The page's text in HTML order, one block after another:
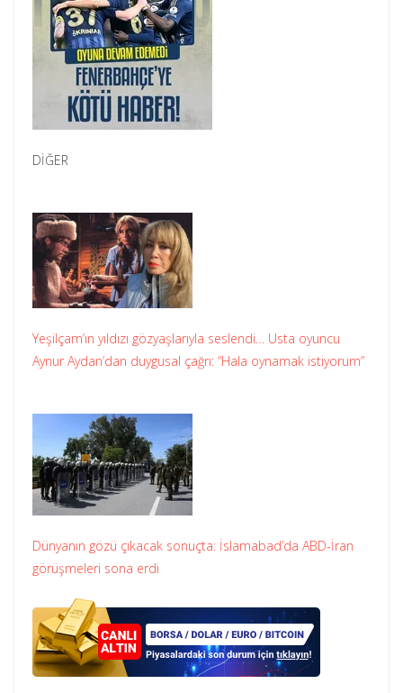
DİĞER
Yeşilçam’ın yıldızı gözyaşlarıyla seslendi… Usta oyuncu
Aynur Aydan’dan duygusal çağrı: “Hala oynamak istiyorum”
Dünyanın gözü çıkacak sonuçta: İslamabad’da ABD-İran
görüşmeleri sona erdi